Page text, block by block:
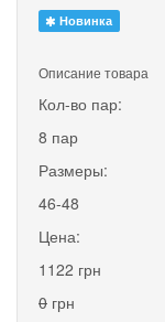
Новинка
Описание товара
Кол-во пар:
8 пар
Размеры:
46-48
Цена:
1122 грн
0 грн